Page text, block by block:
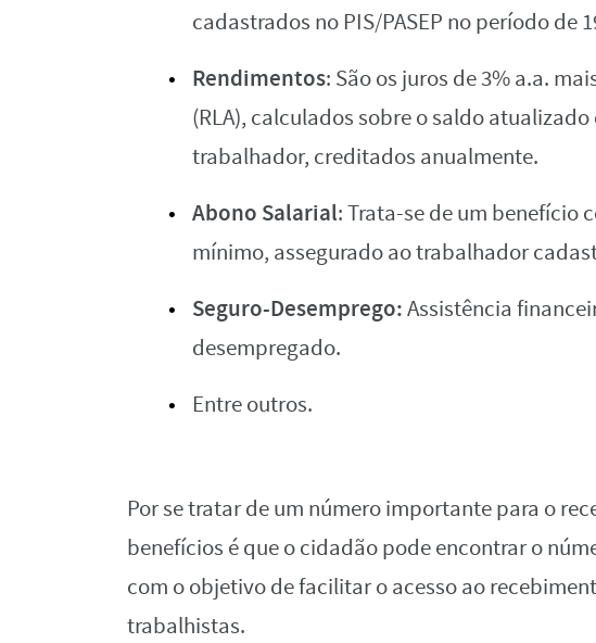
cadastrados no PIS/PASEP no período de
Rendimentos: São os juros de 3% a.a.
(RLA), calculados sobre o saldo
trabalhador, creditados anualmente.
Abono Salarial: Trata-se de um benefício
mínimo, assegurado ao trabalhador
Seguro-Desemprego:Assistência
desempregado​​.
Entre outros.
Por se tratar de um número importante para o
benefícios é que o cidadão pode encontrar o
com o objetivo de facilitar o acesso ao
trabalhistas.